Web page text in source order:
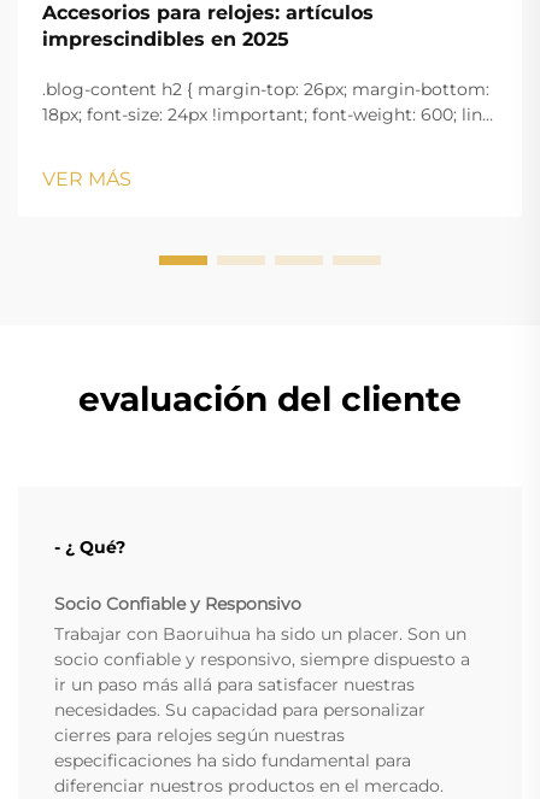
Accesorios para relojes: artículos
imprescindibles en 2025
.blog-content h2 { margin-top: 26px; margin-bottom:
18px; font-size: 24px !important; font-weight: 600; line-
margin-bottom: 18px; font-size: 20px !important; font-
w...
VER MÁS
evaluación del cliente
- ¿ Qué?
Socio Confiable y Responsivo
Trabajar con Baoruihua ha sido un placer. Son un
socio confiable y responsivo, siempre dispuesto a
ir un paso más allá para satisfacer nuestras
necesidades. Su capacidad para personalizar
cierres para relojes según nuestras
especificaciones ha sido fundamental para
diferenciar nuestros productos en el mercado.